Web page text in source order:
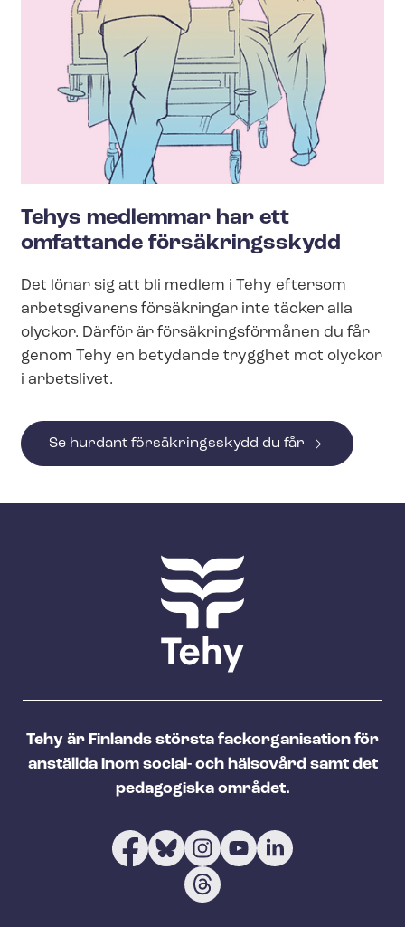
Tehys medlemmar har ett
omfattande försäkringsskydd
Det lönar sig att bli medlem i Tehy eftersom
arbetsgivarens försäkringar inte täcker alla
olyckor. Därför är för­säk­rings­för­må­nen du får
genom Tehy en betydande trygghet mot olyckor
i arbetslivet.
Se hurdant försäkringsskydd du får
Tehy är Finlands största fackorganisation för
anställda inom social- och hälsovård samt det
pedagogiska området.